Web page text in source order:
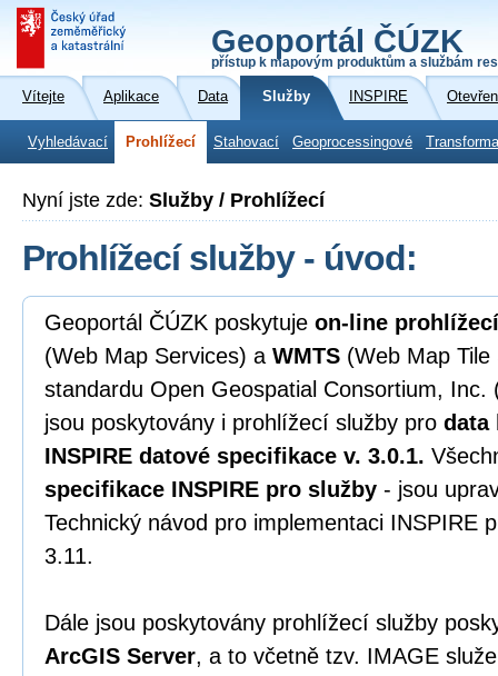
Geoportál ČÚZK
přístup k mapovým produktům a službám
Vítejte Aplikace Data Služby INSPIRE
Vyhledávací Prohlížecí Stahovací Geoprocessingové
Nyní jste zde: Služby / Prohlížecí
Prohlížecí služby - úvod:
Geoportál ČÚZK poskytuje on-line
(Web Map Services) a WMTS (Web Map
standardu Open Geospatial Consortium, Inc.
jsou poskytovány i prohlížecí služby pro data
INSPIRE datové specifikace v. 3.0.1.
specifikace INSPIRE pro služby - jsou
Technický návod pro implementaci INSPIRE
3.11.
Dále jsou poskytovány prohlížecí služby
ArcGIS Server, a to včetně tzv. IMAGE